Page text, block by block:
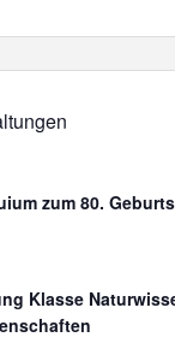
zum 80.
Klasse